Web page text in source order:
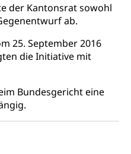
der Kantonsrat sowohl
ab.
25. September 2016
die Initiative mit
Bundesgericht eine
Schulen
Jahr
Einfuhr,